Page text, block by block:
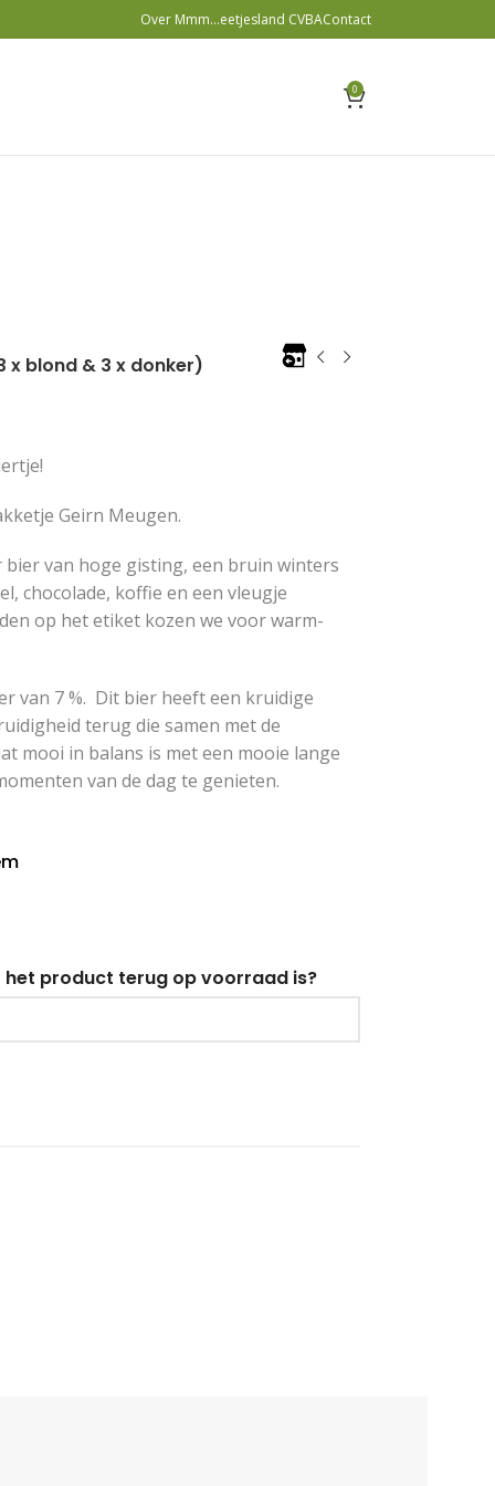
Over Mmm…eetjesland CVBAContact
0
x blond & 3 x donker)
Geirn Meugen.
van hoge gisting, een bruin winters
chocolade, koffie en een vleugje
op het etiket kozen we voor warm-
van 7 %. Dit bier heeft een kruidige
terug die samen met de
mooi in balans is met een mooie lange
van de dag te genieten.
het product terug op voorraad is?